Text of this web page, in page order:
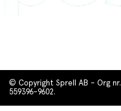
© Copyright Sprell AB - Org nr.
559396-9602.